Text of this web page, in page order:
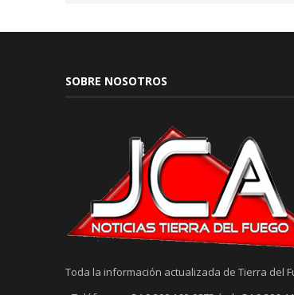
SOBRE NOSOTROS
Toda la información actualizada de Tierra del